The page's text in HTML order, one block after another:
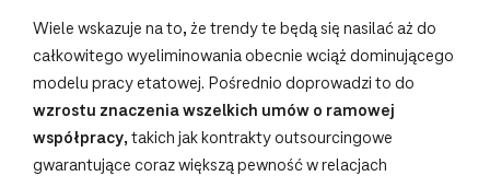
Wiele wskazuje na to, że trendy te będą się nasilać aż do
całkowitego wyeliminowania obecnie wciąż dominującego
modelu pracy etatowej. Pośrednio doprowadzi to do
wzrostu znaczenia wszelkich umów o ramowej
współpracy, takich jak kontrakty outsourcingowe
gwarantujące coraz większą pewność w relacjach